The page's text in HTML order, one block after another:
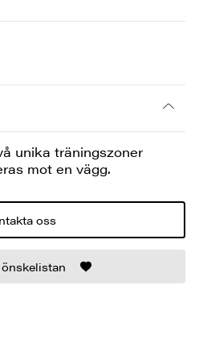
unika träningszoner
mot en vägg.
oss